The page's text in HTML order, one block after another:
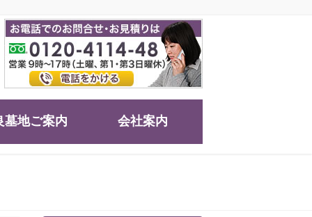
墓地ご案内 会社案内